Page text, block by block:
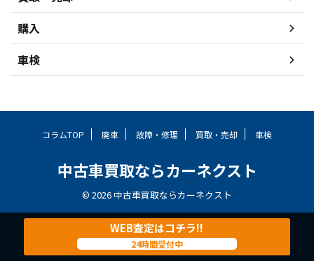
購入
車検
コラムTOP 廃車 故障・修理 買取・売却 車検
中古車買取ならカーネクスト
© 2026 中古車買取ならカーネクスト
WEB査定はコチラ!!
24時間受付中